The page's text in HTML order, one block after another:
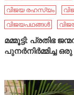
വിജയ രഹസ്യം
വിജയപഥങ്ങൾ
മമ്മൂട്ടി: പ്രതിഭ
പുനർനിർമ്മിച്ച ഒരു